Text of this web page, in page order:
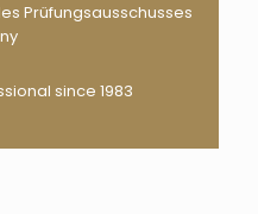
Prüfungsausschusses
since 1983